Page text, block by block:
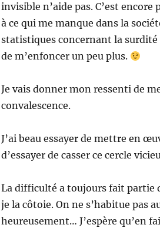
invisible n’aide pas. C’est
à ce qui me manque dans la
statistiques concernant la surdité
de m’enfoncer un peu plus.
Je vais donner mon ressenti de
convalescence.
J’ai beau essayer de mettre en
d’essayer de casser ce cercle
La difficulté a toujours fait partie
je la côtoie. On ne s’habitue pas
heureusement… J’espère qu’en